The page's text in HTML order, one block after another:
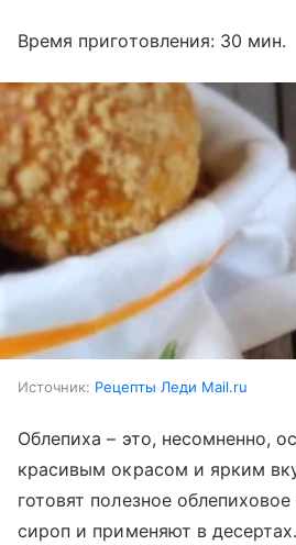
Время приготовления: 30 мин.
Источник: Рецепты Леди Mail.ru
Облепиха – это, несомненно,
красивым окрасом и ярким
готовят полезное
сироп и применяют в